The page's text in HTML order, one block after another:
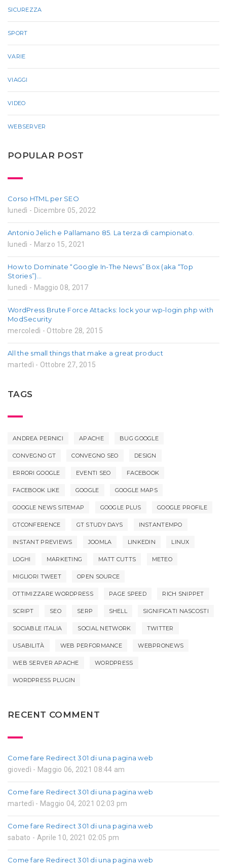
SICUREZZA
SPORT
VARIE
VIAGGI
VIDEO
WEBSERVER
POPULAR POST
Corso HTML per SEO
lunedì - Dicembre 05, 2022
Antonio Jelich e Pallamano 85. La terza di campionato.
lunedì - Marzo 15, 2021
How to Dominate “Google In-The News” Box (aka “Top
Stories”)…
lunedì - Maggio 08, 2017
WordPress Brute Force Attacks: lock your wp-login.php with
ModSecurity
mercoledì - Ottobre 28, 2015
All the small things that make a great product
martedì - Ottobre 27, 2015
TAGS
ANDREA PERNICI APACHE BUG GOOGLE
CONVEGNO GT CONVEGNO SEO DESIGN
ERRORI GOOGLE EVENTI SEO FACEBOOK
FACEBOOK LIKE GOOGLE GOOGLE MAPS
GOOGLE NEWS SITEMAP GOOGLE PLUS GOOGLE PROFILE
GTCONFERENCE GT STUDY DAYS INSTANTEMPO
INSTANT PREVIEWS JOOMLA LINKEDIN LINUX
LOGHI MARKETING MATT CUTTS METEO
MIGLIORI TWEET OPEN SOURCE
OTTIMIZZARE WORDPRESS PAGE SPEED RICH SNIPPET
SCRIPT SEO SERP SHELL SIGNIFICATI NASCOSTI
SOCIABLE ITALIA SOCIAL NETWORK TWITTER
USABILITÀ WEB PERFORMANCE WEBPRONEWS
WEB SERVER APACHE WORDPRESS
WORDPRESS PLUGIN
RECENT COMMENT
Come fare Redirect 301 di una pagina web
giovedì - Maggio 06, 2021 08:44 am
Come fare Redirect 301 di una pagina web
martedì - Maggio 04, 2021 02:03 pm
Come fare Redirect 301 di una pagina web
sabato - Aprile 10, 2021 02:05 pm
Come fare Redirect 301 di una pagina web